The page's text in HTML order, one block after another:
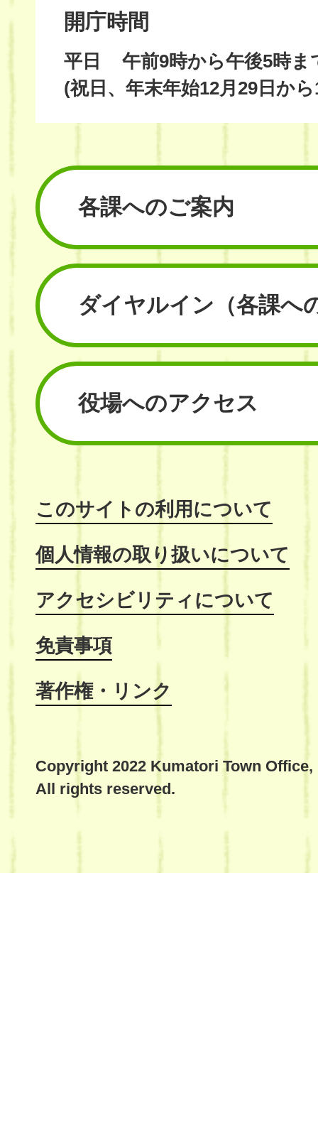
開庁時間
平日
午前9時から午後5時ま
(祝日、年末年始12月29日か
各課へのご案内
ダイヤルイン （各課へ
役場へのアクセス
このサイトの利用について
個人情報の取り扱いについて
アクセシビリティについて
免責事項
著作権・リンク
Copyright 2022 Kumatori Town Office,
All rights reserved.